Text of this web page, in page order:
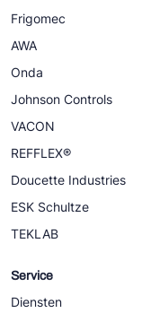
Frigomec
AWA
Onda
Johnson Controls
VACON
REFFLEX®
Doucette Industries
ESK Schultze
TEKLAB
Service
Diensten